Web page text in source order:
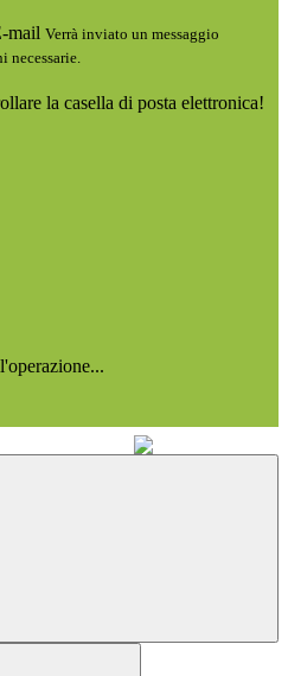
mail Verrà inviato un messaggio
necessarie.
la casella di posta elettronica!